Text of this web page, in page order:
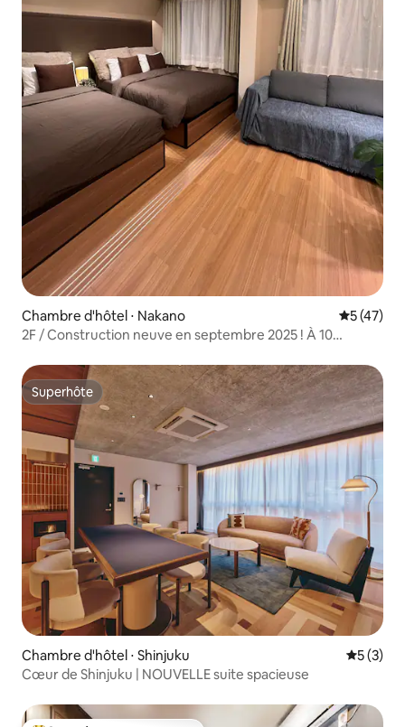
Chambre d'hôtel ⋅ Nakano
5 (47)
2F / Construction neuve en septembre 2025 ! À 10
shopping, avec un supermarché et une supérette à
proximité
Superhôte
Superhôte
Chambre d'hôtel ⋅ Shinjuku
5 (3)
Cœur de Shinjuku | NOUVELLE suite spacieuse